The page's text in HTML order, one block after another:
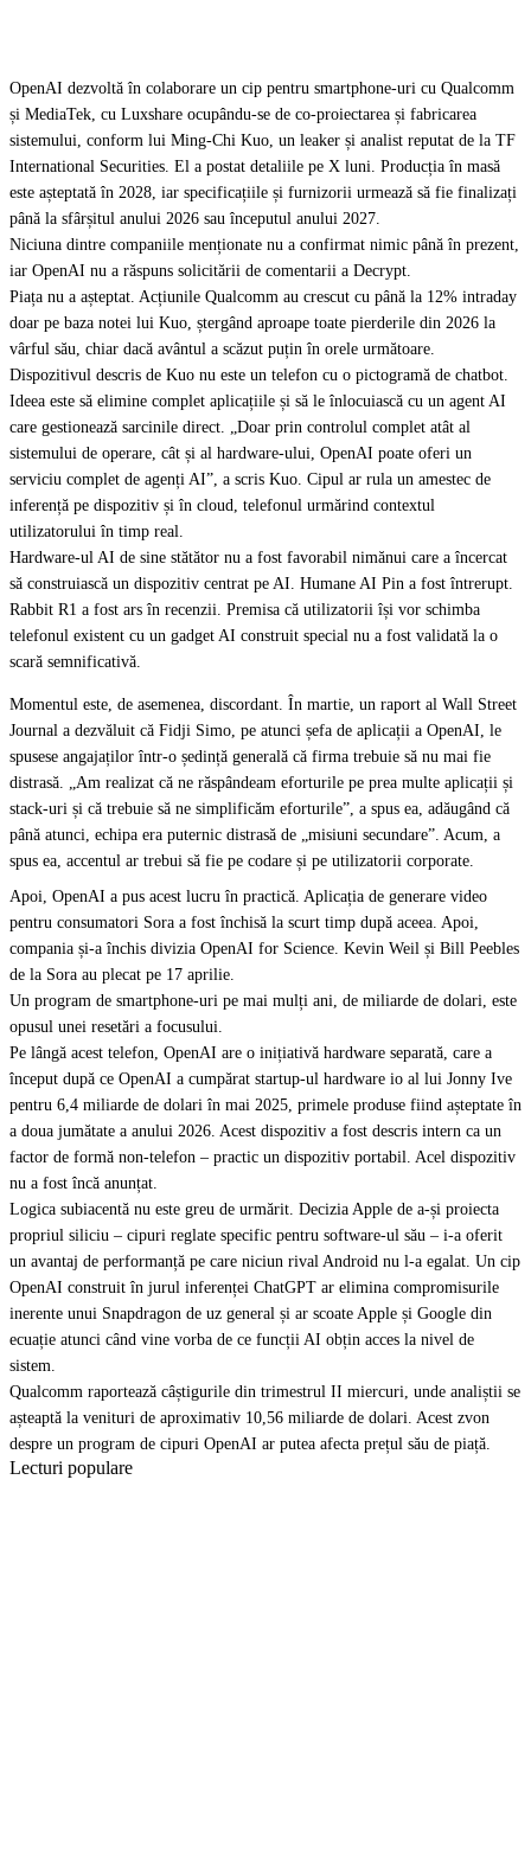
OpenAI dezvoltă în colaborare un cip pentru smartphone-uri cu Qualcomm
și MediaTek, cu Luxshare ocupându-se de co-proiectarea și fabricarea
sistemului, conform lui Ming-Chi Kuo, un leaker și analist reputat de la TF
International Securities. El a postat detaliile pe X luni. Producția în masă
este așteptată în 2028, iar specificațiile și furnizorii urmează să fie finalizați
până la sfârșitul anului 2026 sau începutul anului 2027.
Niciuna dintre companiile menționate nu a confirmat nimic până în prezent,
iar OpenAI nu a răspuns solicitării de comentarii a Decrypt.
Piața nu a așteptat. Acțiunile Qualcomm au crescut cu până la 12% intraday
doar pe baza notei lui Kuo, ștergând aproape toate pierderile din 2026 la
vârful său, chiar dacă avântul a scăzut puțin în orele următoare.
Dispozitivul descris de Kuo nu este un telefon cu o pictogramă de chatbot.
Ideea este să elimine complet aplicațiile și să le înlocuiască cu un agent AI
care gestionează sarcinile direct. „Doar prin controlul complet atât al
sistemului de operare, cât și al hardware-ului, OpenAI poate oferi un
serviciu complet de agenți AI”, a scris Kuo. Cipul ar rula un amestec de
inferență pe dispozitiv și în cloud, telefonul urmărind contextul
utilizatorului în timp real.
Hardware-ul AI de sine stătător nu a fost favorabil nimănui care a încercat
să construiască un dispozitiv centrat pe AI. Humane AI Pin a fost întrerupt.
Rabbit R1 a fost ars în recenzii. Premisa că utilizatorii își vor schimba
telefonul existent cu un gadget AI construit special nu a fost validată la o
scară semnificativă.
Momentul este, de asemenea, discordant. În martie, un raport al Wall Street
Journal a dezvăluit că Fidji Simo, pe atunci șefa de aplicații a OpenAI, le
spusese angajaților într-o ședință generală că firma trebuie să nu mai fie
distrasă. „Am realizat că ne răspândeam eforturile pe prea multe aplicații și
stack-uri și că trebuie să ne simplificăm eforturile”, a spus ea, adăugând că
până atunci, echipa era puternic distrasă de „misiuni secundare”. Acum, a
spus ea, accentul ar trebui să fie pe codare și pe utilizatorii corporate.
Apoi, OpenAI a pus acest lucru în practică. Aplicația de generare video
pentru consumatori Sora a fost închisă la scurt timp după aceea. Apoi,
compania și-a închis divizia OpenAI for Science. Kevin Weil și Bill Peebles
de la Sora au plecat pe 17 aprilie.
Un program de smartphone-uri pe mai mulți ani, de miliarde de dolari, este
opusul unei resetări a focusului.
Pe lângă acest telefon, OpenAI are o inițiativă hardware separată, care a
început după ce OpenAI a cumpărat startup-ul hardware io al lui Jonny Ive
pentru 6,4 miliarde de dolari în mai 2025, primele produse fiind așteptate în
a doua jumătate a anului 2026. Acest dispozitiv a fost descris intern ca un
factor de formă non-telefon – practic un dispozitiv portabil. Acel dispozitiv
nu a fost încă anunțat.
Logica subiacentă nu este greu de urmărit. Decizia Apple de a-și proiecta
propriul siliciu – cipuri reglate specific pentru software-ul său – i-a oferit
un avantaj de performanță pe care niciun rival Android nu l-a egalat. Un cip
OpenAI construit în jurul inferenței ChatGPT ar elimina compromisurile
inerente unui Snapdragon de uz general și ar scoate Apple și Google din
ecuație atunci când vine vorba de ce funcții AI obțin acces la nivel de
sistem.
Qualcomm raportează câștigurile din trimestrul II miercuri, unde analiștii se
așteaptă la venituri de aproximativ 10,56 miliarde de dolari. Acest zvon
despre un program de cipuri OpenAI ar putea afecta prețul său de piață.
Lecturi populare